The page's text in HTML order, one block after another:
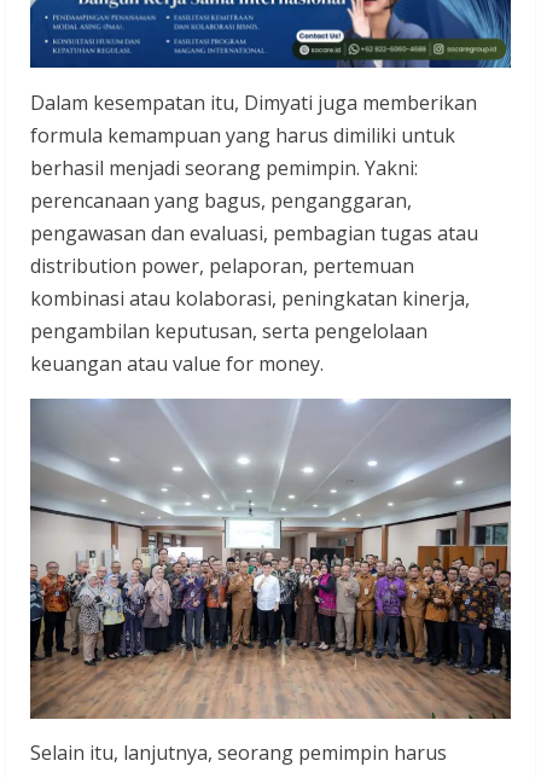
Dalam kesempatan itu, Dimyati juga memberikan
formula kemampuan yang harus dimiliki untuk
berhasil menjadi seorang pemimpin. Yakni:
perencanaan yang bagus, penganggaran,
pengawasan dan evaluasi, pembagian tugas atau
distribution power, pelaporan, pertemuan
kombinasi atau kolaborasi, peningkatan kinerja,
pengambilan keputusan, serta pengelolaan
keuangan atau value for money.
Selain itu, lanjutnya, seorang pemimpin harus